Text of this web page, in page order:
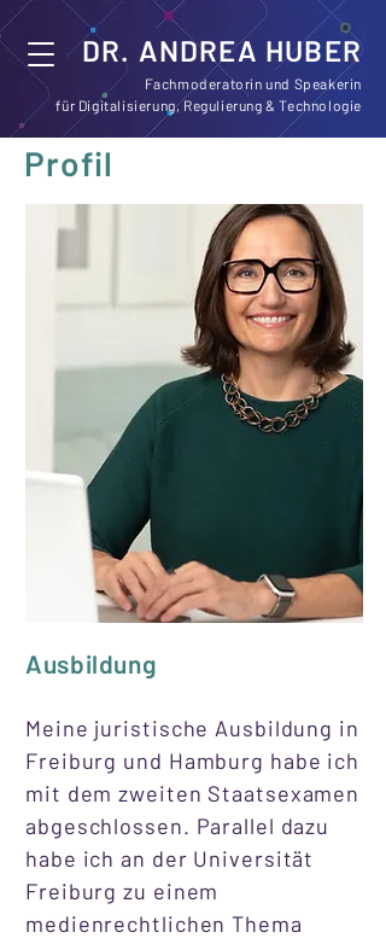
DR. ANDREA HUBER
Fachmoderatorin und Speakerin
für Digitalisierung, Regulierung & Technologie
Profil
Ausbildung
Meine juristische Ausbildung in
Freiburg und Hamburg habe ich
mit dem zweiten Staatsexamen
abgeschlossen. Parallel dazu
habe ich an der Universität
Freiburg zu einem
medienrechtlichen Thema